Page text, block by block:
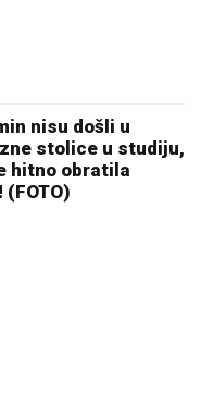
nisu došli u
stolice u studiju,
hitno obratila